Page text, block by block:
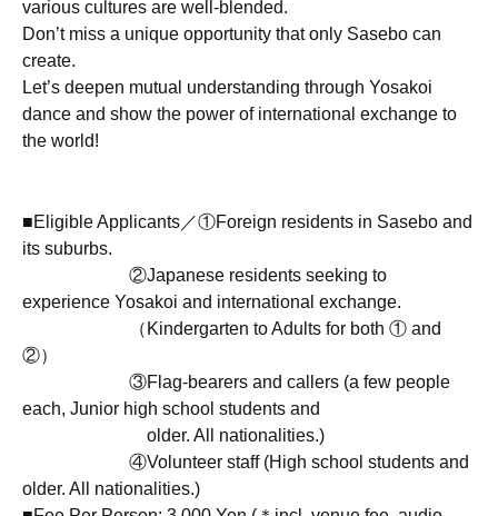
various cultures are well-blended.
Don’t miss a unique opportunity that only Sasebo can
create.
Let’s deepen mutual understanding through Yosakoi
dance and show the power of international exchange to
the world!
■Eligible Applicants／①Foreign residents in Sasebo and
its suburbs.
②Japanese residents seeking to
experience Yosakoi and international exchange.
（Kindergarten to Adults for both ① and
②）
③Flag-bearers and callers (a few people
each, Junior high school students and
older. All nationalities.)
④Volunteer staff (High school students and
older. All nationalities.)